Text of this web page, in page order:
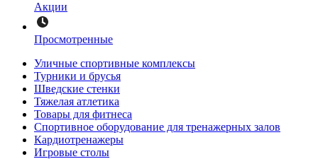
Акции
Просмотренные
Уличные спортивные комплексы
Турники и брусья
Шведские стенки
Тяжелая атлетика
Товары для фитнеса
Спортивное оборудование для тренажерных залов
Кардиотренажеры
Игровые столы